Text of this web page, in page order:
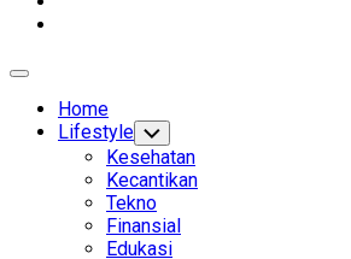
Expand
Home
Lifestyle Toggle
Child
Menu
Kesehatan
Kecantikan
Tekno
Finansial
Edukasi